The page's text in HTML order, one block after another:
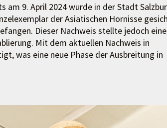
am 9. April 2024 wurde in der Stadt
der Asiatischen Hornisse
Dieser Nachweis stellte jedoch
Mit dem aktuellen Nachweis in
was eine neue Phase der Ausbreitung in